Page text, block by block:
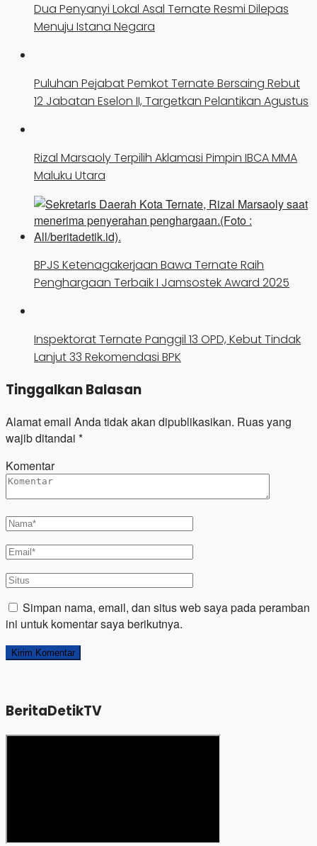
Dua Penyanyi Lokal Asal Ternate Resmi Dilepas
Menuju Istana Negara
Puluhan Pejabat Pemkot Ternate Bersaing Rebut
12 Jabatan Eselon II, Targetkan Pelantikan Agustus
Rizal Marsaoly Terpilih Aklamasi Pimpin IBCA MMA
Maluku Utara
BPJS Ketenagakerjaan Bawa Ternate Raih
Penghargaan Terbaik I Jamsostek Award 2025
Inspektorat Ternate Panggil 13 OPD, Kebut Tindak
Lanjut 33 Rekomendasi BPK
Tinggalkan Balasan
Alamat email Anda tidak akan dipublikasikan. Ruas yang
wajib ditandai *
Komentar
Simpan nama, email, dan situs web saya pada peramban
ini untuk komentar saya berikutnya.
BeritaDetikTV